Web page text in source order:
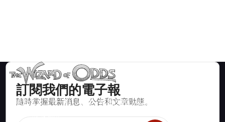
訂閱我們的電子報
隨時掌握最新消息、公告和文章動態。
賭場遊戲如二十一點、骰寶、輪盤及數百種其他可玩遊戲的數學